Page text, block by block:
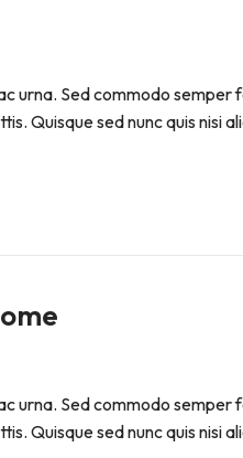
urna. Sed commodo semper
Quisque sed nunc quis nisi
urna. Sed commodo semper
Quisque sed nunc quis nisi